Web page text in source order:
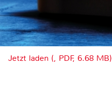
Jetzt laden (, PDF, 6.68 MB)